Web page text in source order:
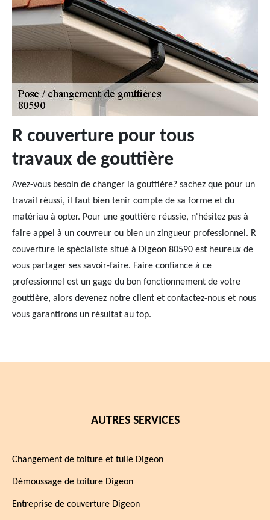
R couverture pour tous
travaux de gouttière
Avez-vous besoin de changer la gouttière? sachez que pour un
travail réussi, il faut bien tenir compte de sa forme et du
matériau à opter. Pour une gouttière réussie, n'hésitez pas à
faire appel à un couvreur ou bien un zingueur professionnel. R
couverture le spécialiste situé à Digeon 80590 est heureux de
vous partager ses savoir-faire. Faire confiance à ce
professionnel est un gage du bon fonctionnement de votre
gouttière, alors devenez notre client et contactez-nous et nous
vous garantirons un résultat au top.
AUTRES SERVICES
Changement de toiture et tuile Digeon
Démoussage de toiture Digeon
Entreprise de couverture Digeon